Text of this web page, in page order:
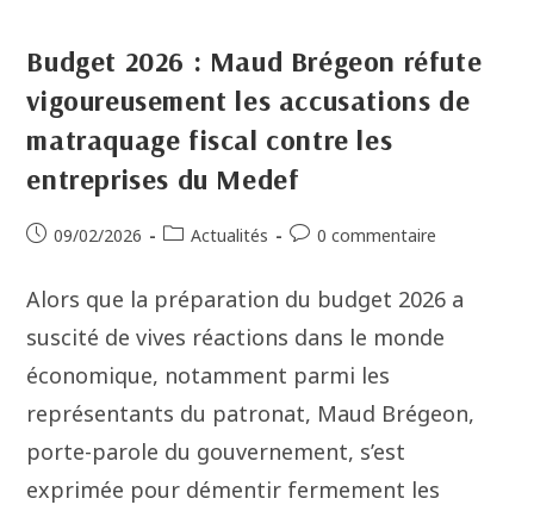
Budget 2026 : Maud Brégeon réfute
vigoureusement les accusations de
matraquage fiscal contre les
entreprises du Medef
09/02/2026 Actualités 0 commentaire
Alors que la préparation du budget 2026 a
suscité de vives réactions dans le monde
économique, notamment parmi les
représentants du patronat, Maud Brégeon,
porte-parole du gouvernement, s’est
exprimée pour démentir fermement les